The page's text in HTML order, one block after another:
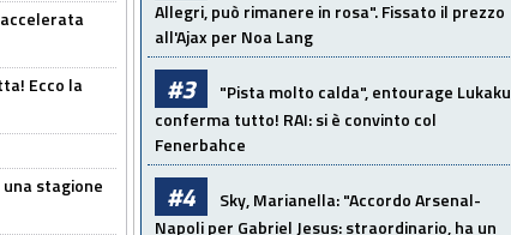
Ecco la
stagione
Allegri, può rimanere in rosa". Fissato il prezzo
all'Ajax per Noa Lang
#3
"Pista molto calda", entourage Lukaku
conferma tutto! RAI: si è convinto col
Fenerbahce
#4
Sky, Marianella: "Accordo Arsenal-
Napoli per Gabriel Jesus: straordinario, ha un